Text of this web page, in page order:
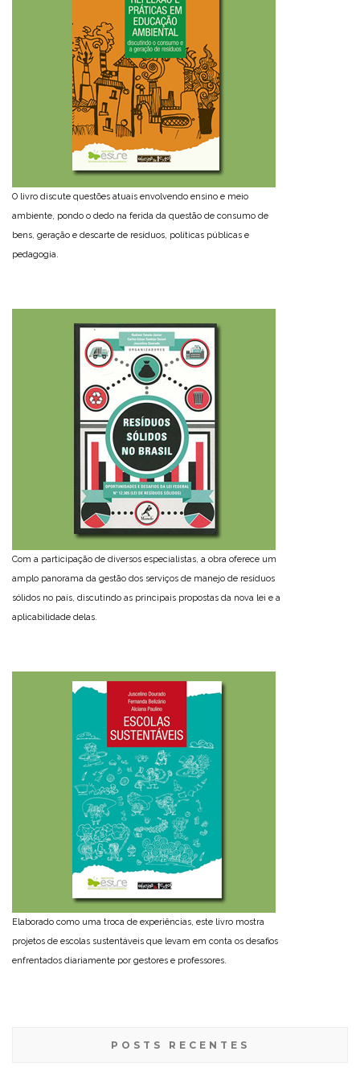
O livro discute questões atuais envolvendo ensino e meio
ambiente, pondo o dedo na ferida da questão de consumo de
bens, geração e descarte de resíduos, políticas públicas e
pedagogia.
Com a participação de diversos especialistas, a obra oferece um
amplo panorama da gestão dos serviços de manejo de resíduos
sólidos no país, discutindo as principais propostas da nova lei e a
aplicabilidade delas.
Elaborado como uma troca de experiências, este livro mostra
projetos de escolas sustentáveis que levam em conta os desafios
enfrentados diariamente por gestores e professores.
POSTS RECENTES